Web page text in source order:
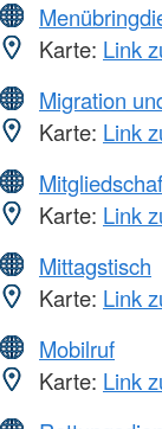
Karte: Link
Migration
Karte: Link
Karte: Link
Mittagstisch
Karte: Link
Mobilruf
Karte: Link